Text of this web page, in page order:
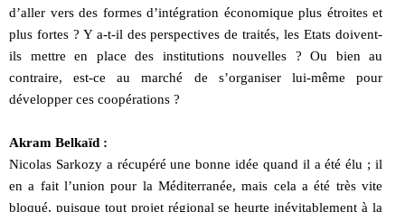
d’aller vers des formes d’intégration économique plus étroites et
plus fortes ? Y a-t-il des perspectives de traités, les Etats doivent-
ils mettre en place des institutions nouvelles ? Ou bien au
contraire, est-ce au marché de s’organiser lui-même pour
développer ces coopérations ?
Akram Belkaïd :
Nicolas Sarkozy a récupéré une bonne idée quand il a été élu ; il
en a fait l’union pour la Méditerranée, mais cela a été très vite
bloqué, puisque tout projet régional se heurte inévitablement à la